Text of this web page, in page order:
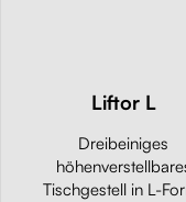
Liftor L
Dreibeiniges
Tischgestell in L-